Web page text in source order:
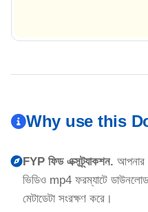
Why use this
FYP ফিড এক্সট্র্যাকশন. আপনার
ভিডিও mp4 ফরম্যাটে
মেটাডেটা সংরক্ষণ করে।